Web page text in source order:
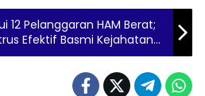
12 Pelanggaran HAM Berat;
Efektif Basmi Kejahatan